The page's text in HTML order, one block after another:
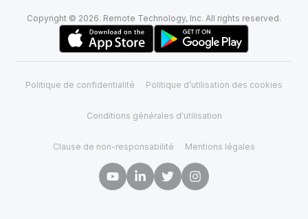
Copyright © 2026. Remote Technology, Inc. All rights reserved.
Politique de confidentialité Politique d’utilisation des cookies
Conditions générales d'utilisation
Clause de non-responsabilité Mentions légales